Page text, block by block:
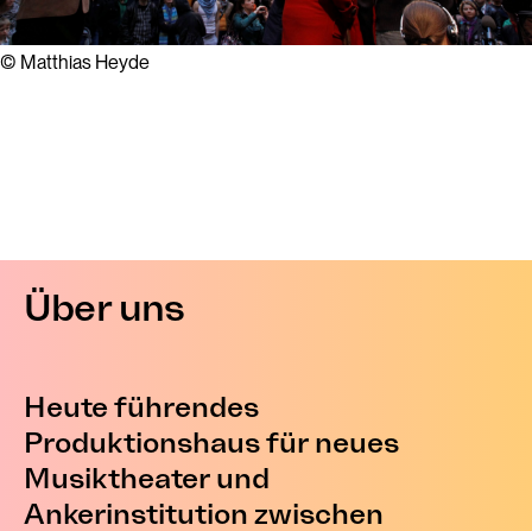
© Matthias Heyde
Über uns
Heute führendes
Produktionshaus für neues
Musiktheater und
Ankerinstitution zwischen